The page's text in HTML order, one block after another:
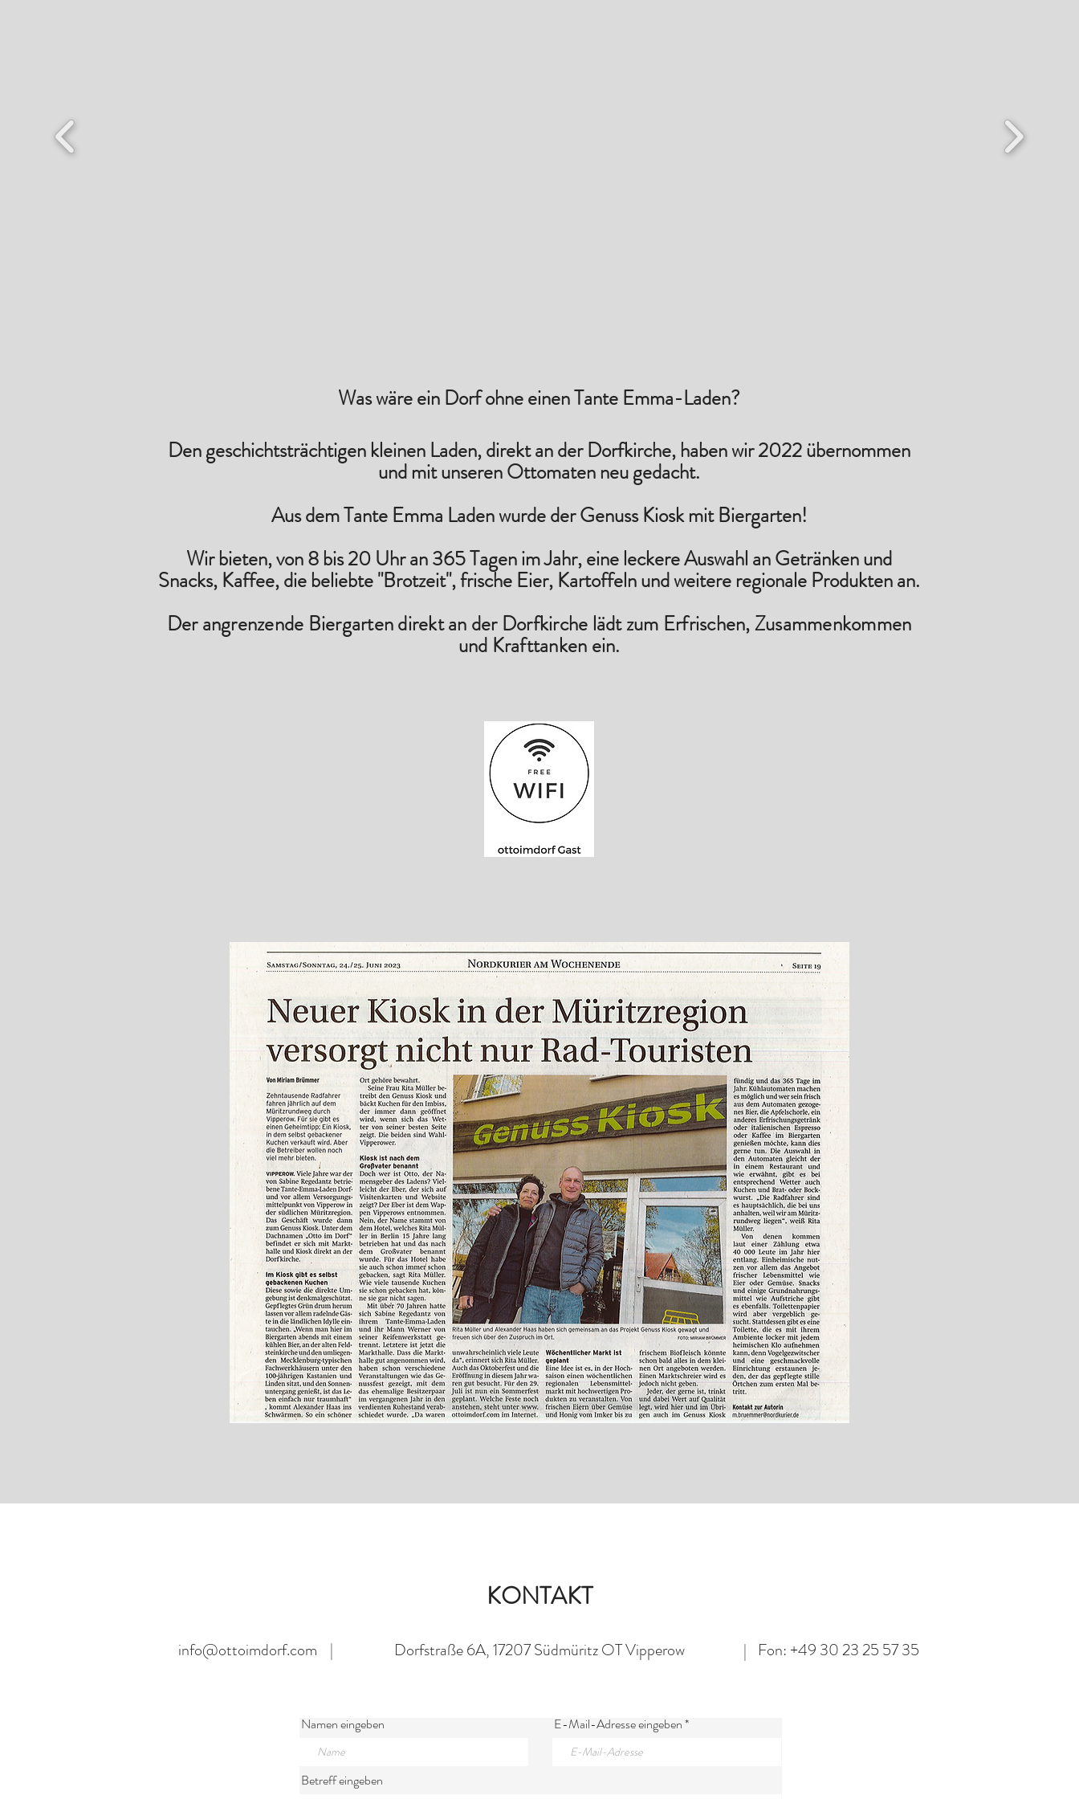
Was wäre ein Dorf ohne einen Tante Emma-Laden?
Den geschichtsträchtigen kleinen Laden, direkt an der Dorfkirche, haben wir 2022 übernommen
und mit unseren Ottomaten neu gedacht.
Aus dem Tante Emma Laden wurde der Genuss Kiosk mit Biergarten!
Wir bieten, von 8 bis 20 Uhr an 365 Tagen im Jahr, eine leckere Auswahl an Getränken und
Snacks, Kaffee, die beliebte "Brotzeit", frische Eier, Kartoffeln und weitereregionale Produkten an.
Der angrenzende Biergarten direkt an der Dorfkirche lädt zum Erfrischen, Zusammenkommen
und Krafttanken ein.
KONTAKT
Fon: +49 30 23 25 57 35
info@ottoimdorf.com Dorfstraße 6A, 17207 Südmüritz OT Vipperow
| |
Namen eingeben E-Mail-Adresse eingeben
Betreff eingeben